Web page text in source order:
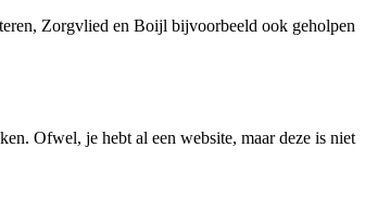
Zorgvlied en Boijl bijvoorbeeld ook geholpen
Ofwel, je hebt al een website, maar deze is niet